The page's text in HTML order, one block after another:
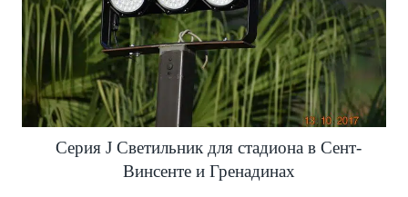
Серия J Светильник для стадиона в Сент-
Винсенте и Гренадинах